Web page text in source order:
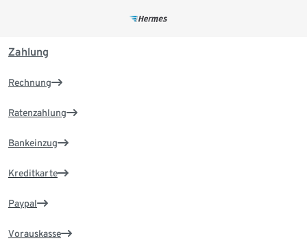
Zahlung
Rechnung
Ratenzahlung
Bankeinzug
Kreditkarte
Paypal
Vorauskasse